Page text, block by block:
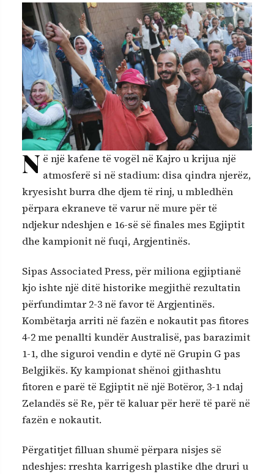
N ë një kafene të vogël në Kajro u krijua një
atmosferë si në stadium: disa qindra njerëz,
kryesisht burra dhe djem të rinj, u mbledhën
përpara ekraneve të varur në mure për të
ndjekur ndeshjen e 16-së së finales mes Egjiptit
dhe kampionit në fuqi, Argjentinës.
Sipas Associated Press, për miliona egjiptianë
kjo ishte një ditë historike megjithë rezultatin
përfundimtar 2-3 në favor të Argjentinës.
Kombëtarja arriti në fazën e nokautit pas fitores
4-2 me penallti kundër Australisë, pas barazimit
1-1, dhe siguroi vendin e dytë në Grupin G pas
Belgjikës. Ky kampionat shënoi gjithashtu
fitoren e parë të Egjiptit në një Botëror, 3-1 ndaj
Zelandës së Re, për të kaluar për herë të parë në
fazën e nokautit.
Përgatitjet filluan shumë përpara nisjes së
ndeshjes: rreshta karrigesh plastike dhe druri u